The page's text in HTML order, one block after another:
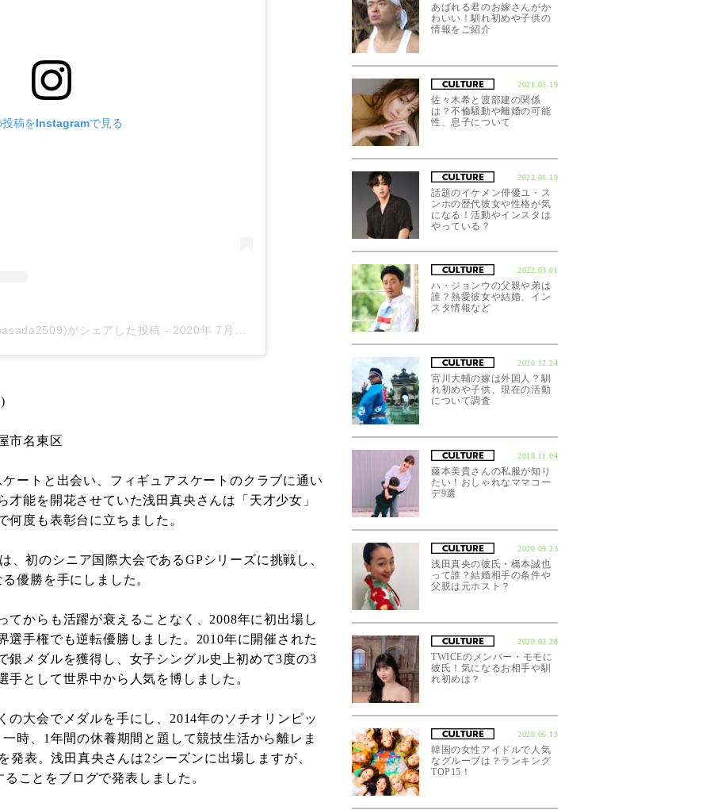
投稿をInstagramで見る
がシェアした投稿 - 2020年 7月月16日午前6時15分PDT
市名東区
ートと出会い、フィギュアスケートのクラブに通い
才能を開花させていた浅田真央さんは「天才少女」
何度も表彰台に立ちました。
、初のシニア国際大会であるGPシリーズに挑戦し、
優勝を手にしました。
てからも活躍が衰えることなく、2008年に初出場し
選手権でも逆転優勝しました。2010年に開催された
銀メダルを獲得し、女子シングル史上初めて3度の3
手として世界中から人気を博しました。
の大会でメダルを手にし、2014年のソチオリンピッ
時、1年間の休養期間と題して競技生活から離レま
発表。浅田真央さんは2シーズンに出場しますが、
ことをブログで発表しました。
あばれる君のお嫁さんがか
わいい！馴れ初めや子供の
情報をご紹介
2021.05.19
佐々木希と渡部建の関係
は？不倫騒動や離婚の可能
性、息子について
2022.01.19
話題のイケメン俳優ユ・ス
ンホの歴代彼女や性格が気
になる！活動やインスタは
やっている？
2022.03.01
ハ・ジョンウの父親や弟は
誰？熱愛彼女や結婚、イン
スタ情報など
2020.12.24
宮川大輔の嫁は外国人？馴
れ初めや子供、現在の活動
について調査
2018.11.04
藤本美貴さんの私服が知り
たい！おしゃれなママコー
デ9選
2020.09.23
浅田真央の彼氏・橋本誠也
って誰？結婚相手の条件や
父親は元ホスト？
2020.03.28
TWICEのメンバー・モモに
彼氏！気になるお相手や馴
れ初めは？
2020.06.13
韓国の女性アイドルで人気
なグループは？ランキング
TOP15！